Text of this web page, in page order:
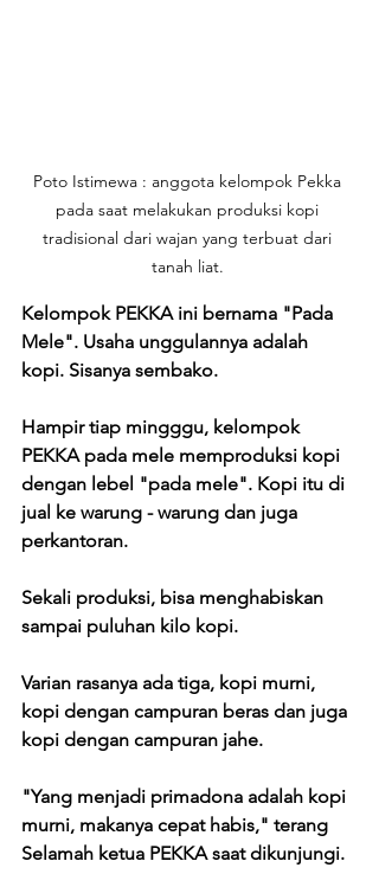
Poto Istimewa : anggota kelompok Pekka
pada saat melakukan produksi kopi
tradisional dari wajan yang terbuat dari
tanah liat.
Kelompok PEKKA ini bernama "Pada
Mele". Usaha unggulannya adalah
kopi. Sisanya sembako.
Hampir tiap mingggu, kelompok
PEKKA pada mele memproduksi kopi
dengan lebel "pada mele". Kopi itu di
jual ke warung - warung dan juga
perkantoran.
Sekali produksi, bisa menghabiskan
sampai puluhan kilo kopi.
Varian rasanya ada tiga, kopi murni,
kopi dengan campuran beras dan juga
kopi dengan campuran jahe.
"Yang menjadi primadona adalah kopi
murni, makanya cepat habis," terang
Selamah ketua PEKKA saat dikunjungi.